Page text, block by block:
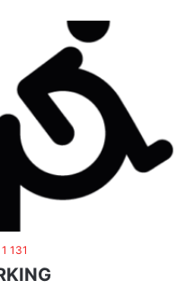
1 131